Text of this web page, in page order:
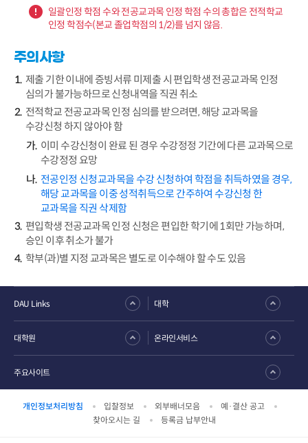
일괄인정 학점 수와 전공교과목 인정 학점 수의 총합은 전적학교
인정 학점수(본교 졸업학점의 1/2)를 넘지 않음.
주의사항
제출 기한 이내에 증빙서류 미제출 시 편입학생 전공교과목 인정
심의가 불가능하므로 신청내역을 직권 취소
전적학교 전공교과목 인정 심의를 받으려면, 해당 교과목을
수강신청 하지 않아야 함
이미 수강신청이 완료 된 경우 수강정정 기간에 다른 교과목으로
수강정정 요망
전공인정 신청교과목을 수강 신청하여 학점을 취득하였을 경우,
해당 교과목을 이중 성적취득으로 간주하여 수강신청 한
교과목을 직권 삭제함
편입학생 전공교과목 인정 신청은 편입한 학기에 1회만 가능하며,
승인 이후 취소가 불가
학부(과)별 지정 교과목은 별도로 이수해야 할 수도 있음
개인정보처리방침 입찰정보 외부배너모음
예·결산 공고
찾아오시는 길
등록금 납부안내
DAU Links 대학
대학원 온라인서비스
주요사이트